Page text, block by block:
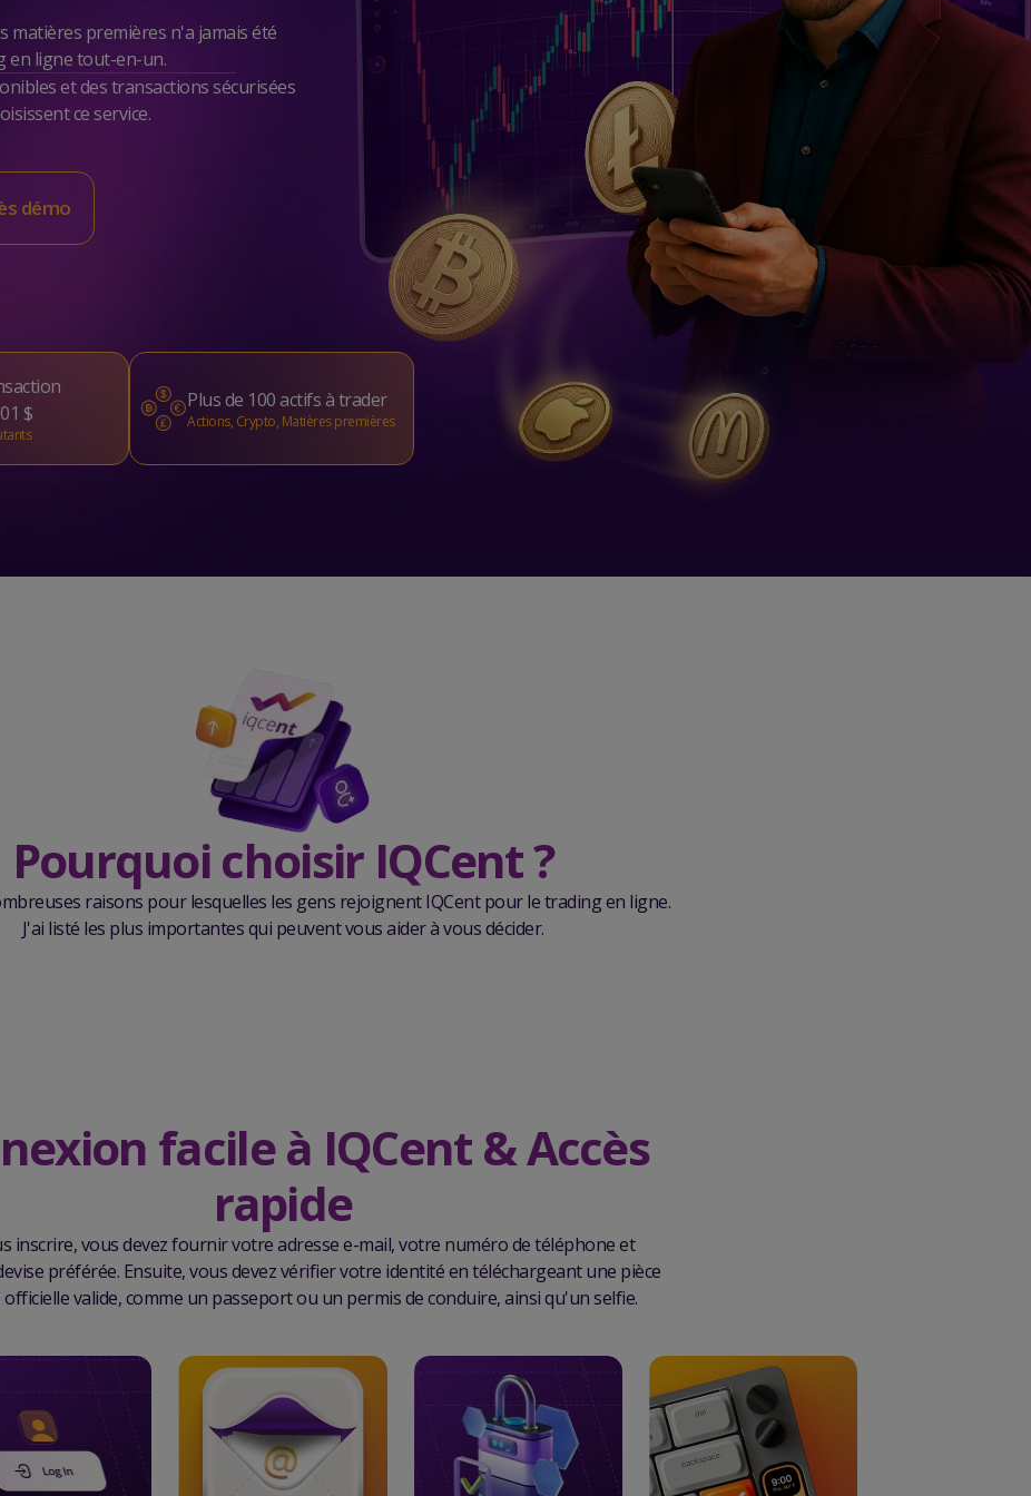
kw
matières premières n'a jamais été
en ligne tout-en-un.
et des transactions sécurisées
ce service.
démo
$
Plus de 100 actifs à trader
Actions, Crypto, Matières premières
Pourquoi choisir IQCent ?
raisons pour lesquelles les gens rejoignent IQCent pour le trading en ligne.
J'ai listé les plus importantes qui peuvent vous aider à vous décider.
facile à IQCent & Accès
rapide
inscrire, vous devez fournir votre adresse e-mail, votre numéro de téléphone et
préférée. Ensuite, vous devez vérifier votre identité en téléchargeant une pièce
valide, comme un passeport ou un permis de conduire, ainsi qu'un selfie.